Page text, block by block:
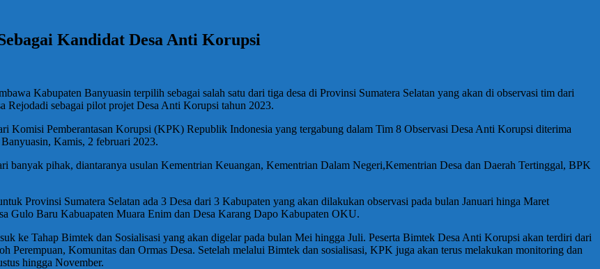
Kandidat Desa Anti Korupsi
Kabupaten Banyuasin terpilih sebagai salah satu dari tiga desa di Provinsi Sumatera Selatan yang akan di observasi tim dari
sebagai pilot projet Desa Anti Korupsi tahun 2023.
Komisi Pemberantasan Korupsi (KPK) Republik Indonesia yang tergabung dalam Tim 8 Observasi Desa Anti Korupsi diterima
Kamis, 2 februari 2023.
banyak pihak, diantaranya usulan Kementrian Keuangan, Kementrian Dalam Negeri,Kementrian Desa dan Daerah Tertinggal, BPK
Provinsi Sumatera Selatan ada 3 Desa dari 3 Kabupaten yang akan dilakukan observasi pada bulan Januari hinga Maret
Gulo Baru Kabuapaten Muara Enim dan Desa Karang Dapo Kabupaten OKU.
ke Tahap Bimtek dan Sosialisasi yang akan digelar pada bulan Mei hingga Juli. Peserta Bimtek Desa Anti Korupsi akan terdiri dari
Perempuan, Komunitas dan Ormas Desa. Setelah melalui Bimtek dan sosialisasi, KPK juga akan terus melakukan monitoring dan
hingga November.